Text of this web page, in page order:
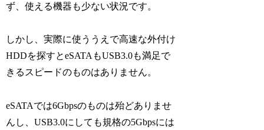
ず、使える機器も少ない状況です。
しかし、実際に使ううえで高速な外付け
HDDを探すとeSATAもUSB3.0も満足で
きるスピードのものはありません。
eSATAでは6Gbpsのものは殆どありませ
んし、USB3.0にしても規格の5Gbpsには